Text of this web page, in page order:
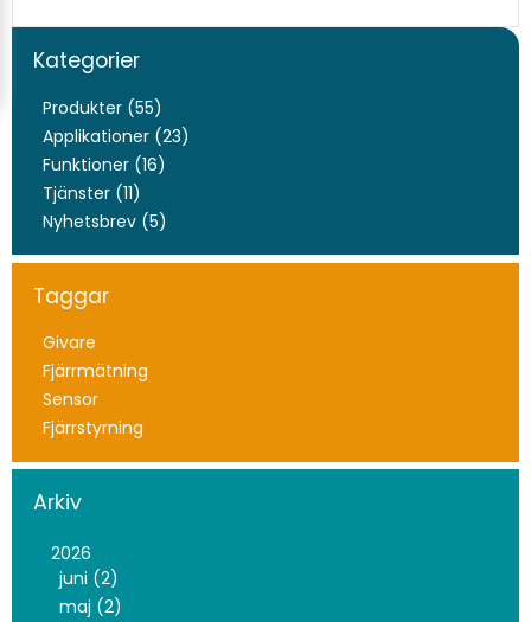
Kategorier
Produkter (55)
Applikationer (23)
Funktioner (16)
Tjänster (11)
Nyhetsbrev (5)
Taggar
Givare
Fjärrmätning
Sensor
Fjärrstyrning
Arkiv
2026
juni (2)
maj (2)